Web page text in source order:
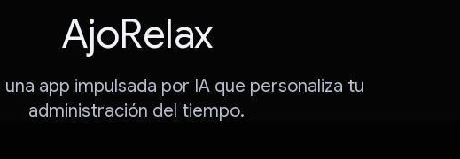
AjoRelax
una app impulsada por IA que personaliza tu
administración del tiempo.